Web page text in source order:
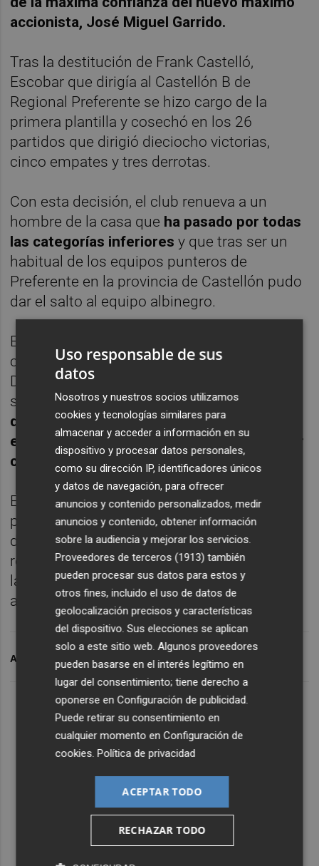
accionista, José Miguel Garrido.
Tras la destitución de Frank Castelló,
Escobar que dirigía al Castellón B de
Regional Preferente se hizo cargo de la
primera plantilla y cosechó en los 26
partidos que dirigió dieciocho victorias,
cinco empates y tres derrotas.
Con esta decisión, el club renueva a un
hombre de la casa que ha pasado por todas
las categorías inferiores y que tras ser un
habitual de los equipos punteros de
Preferente en la provincia de Castellón pudo
dar el salto al equipo albinegro.
Escobar había disputado hasta la fecha
cinco promociones de ascenso a Tercera
División, sin lograr el ascenso. Ha sido a la
sexta ocasión, con el Castellón y en la f
de ascenso a Segunda División “B” cuando
el técnico castellonense ha logrado cumplir
con el objetivo.
El anuncio se ha efectuado durante la
presentación de Juan Guerrero como nuevo
director deportivo del Castellón quien ha
reiterado que el objetivo es el ascenso y que
la semana que viene empezarán a
anunciarse las altas y bajas en el equipo.
ARCHIVADO EN CD CASTELLÓN SERGI ESCOBAR
Uso responsable de sus
datos
Nosotros y nuestros socios utilizamos
cookies y tecnologías similares para
almacenar y acceder a información en su
dispositivo y procesar datos personales,
como su dirección IP, identificadores únicos
y datos de navegación, para ofrecer
anuncios y contenido personalizados, medir
anuncios y contenido, obtener información
sobre la audiencia y mejorar los servicios.
Proveedores de terceros (1913) también
pueden procesar sus datos para estos y
otros fines, incluido el uso de datos de
geolocalización precisos y características
del dispositivo. Sus elecciones se aplican
solo a este sitio web. Algunos proveedores
pueden basarse en el interés legítimo en
lugar del consentimiento; tiene derecho a
oponerse enConfiguración de publicidad.
Puede retirar su consentimiento en
cualquier momento enConfiguración de
cookies.Política de privacidad
ACEPTAR TODO
RECHAZAR TODO